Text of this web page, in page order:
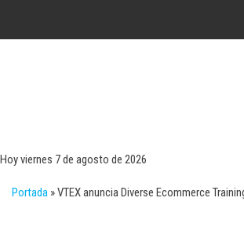
Hoy viernes 7 de agosto de 2026
Portada »VTEX anuncia Diverse Ecommerce